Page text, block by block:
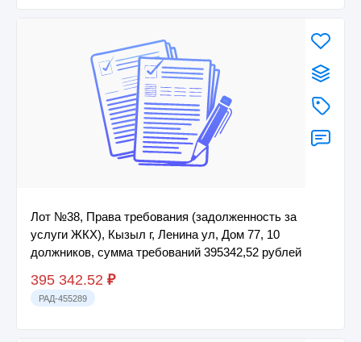
Лот №38, Права требования (задолженность за
услуги ЖКХ), Кызыл г, Ленина ул, Дом 77, 10
должников, сумма требований 395342,52 рублей
395 342.52 ₽
РАД-455289